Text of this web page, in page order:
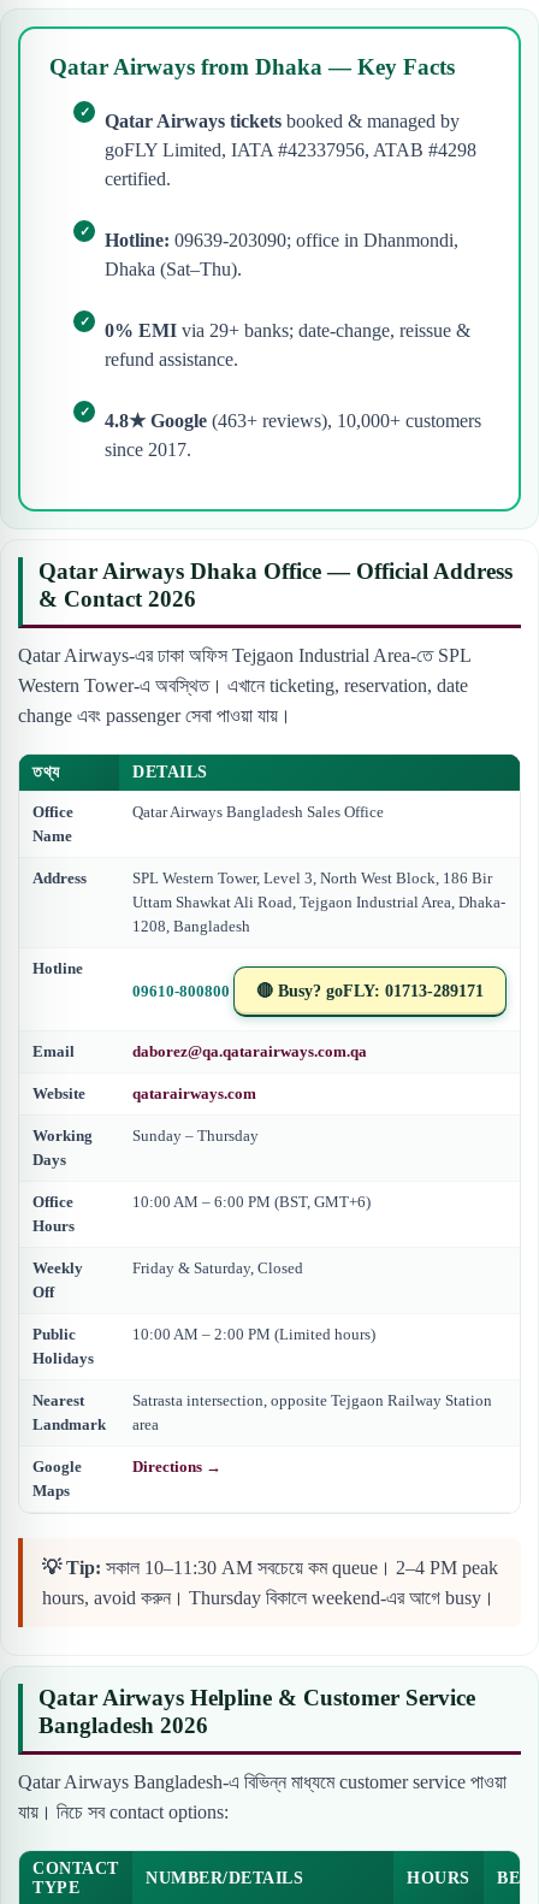
Qatar Airways from Dhaka — Key Facts
Qatar Airways tickets booked & managed by
goFLY Limited, IATA #42337956, ATAB #4298
certified.
Hotline: 09639-203090; office in Dhanmondi,
Dhaka (Sat–Thu).
0% EMI via 29+ banks; date-change, reissue &
refund assistance.
4.8★ Google (463+ reviews), 10,000+ customers
since 2017.
Qatar Airways Dhaka Office — Official Address
& Contact 2026
Qatar Airways-এর ঢাকা অফিস Tejgaon Industrial Area-তে SPL
Western Tower-এ অবস্থিত। এখানে ticketing, reservation, date
change এবং passenger সেবা পাওয়া যায়।
তথ্য DETAILS
Office
Name
Qatar Airways Bangladesh Sales Office
Address
SPL Western Tower, Level 3, North West Block, 186 Bir
Uttam Shawkat Ali Road, Tejgaon Industrial Area, Dhaka-
1208, Bangladesh
Hotline
09610-800800
🔴 Busy? goFLY: 01713-289171
Email daborez@qa.qatarairways.com.qa
Website qatarairways.com
Working
Days
Sunday – Thursday
Office
Hours
10:00 AM – 6:00 PM (BST, GMT+6)
Weekly
Off
Friday & Saturday, Closed
Public
Holidays
10:00 AM – 2:00 PM (Limited hours)
Nearest
Landmark
Satrasta intersection, opposite Tejgaon Railway Station
area
Google
Maps
Directions →
💡 Tip: সকাল 10–11:30 AM সবচেয়ে কম queue। 2–4 PM peak
hours, avoid করুন। Thursday বিকালে weekend-এর আগে busy।
Qatar Airways Helpline & Customer Service
Bangladesh 2026
Qatar Airways Bangladesh-এ বিভিন্ন মাধ্যমে customer service পাওয়া
যায়। নিচে সব contact options:
CONTACT
TYPE
NUMBER/DETAILS HOURS